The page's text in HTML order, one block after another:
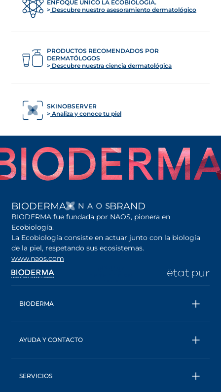
ENFOQUE ÚNICO LA ECOBIOLOGÍA.
Descubre nuestro asesoramiento dermatológico
PRODUCTOS RECOMENDADOS POR
DERMATÓLOGOS
Descubre nuestra ciencia dermatológica
SKINOBSERVER
Analiza y conoce tu piel
BIODERMA SE ABRE EN UNA
BRAND
BIODERMA fue fundada por NAOS, pionera en
Ecobiología.
La Ecobiología consiste en actuar junto con la biología
de la piel, respetando sus ecosistemas.
www.naos.com
se abre en una pestaña nueva
se abre en una
BIODERMA
Agua micelar
BIODERMA: una marca de NAOS
AYUDA Y CONTACTO
Términos y condiciones
SERVICIOS